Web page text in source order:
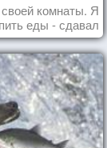
комнаты. Я
еды - сдавал